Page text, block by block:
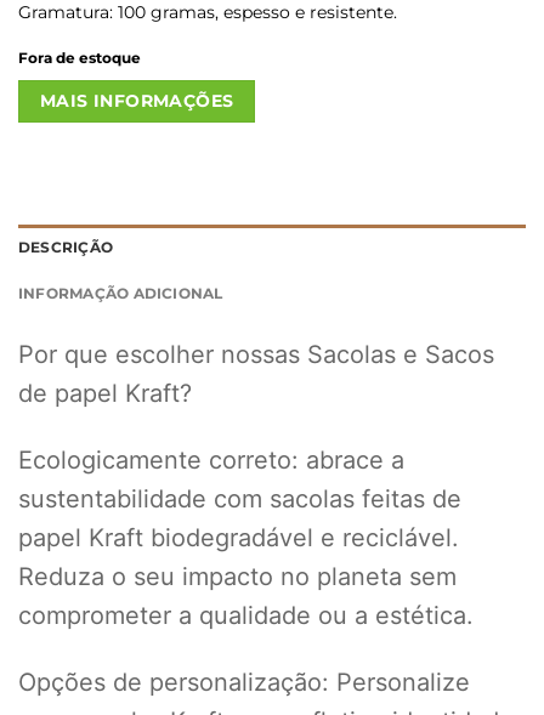
Gramatura: 100 gramas, espesso e resistente.
Fora de estoque
MAIS INFORMAÇÕES
DESCRIÇÃO
INFORMAÇÃO ADICIONAL
Por que escolher nossas Sacolas e Sacos
de papel Kraft?
Ecologicamente correto: abrace a
sustentabilidade com sacolas feitas de
papel Kraft biodegradável e reciclável.
Reduza o seu impacto no planeta sem
comprometer a qualidade ou a estética.
Opções de personalização: Personalize